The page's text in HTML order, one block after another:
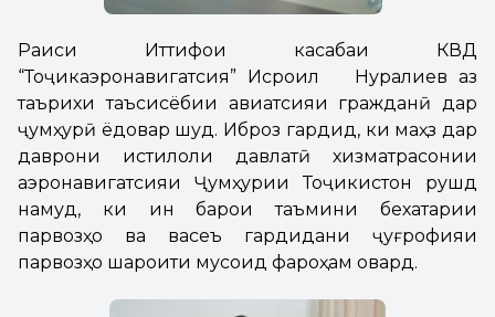
Раиси Иттифоқи касабаи КВД
“Тоҷикаэронавигатсия” Исроил Нуралиев аз
таърихи таъсисёбии авиатсияи гражданӣ дар
ҷумҳурӣ ёдовар шуд. Иброз гардид, ки маҳз дар
даврони истиқлоли давлатӣ хизматрасонии
аэронавигатсияи Ҷумҳурии Тоҷикистон рушд
намуд, ки ин барои таъмини бехатарии
парвозҳо ва васеъ гардидани ҷуғрофияи
парвозҳо шароити мусоид фароҳам овард.